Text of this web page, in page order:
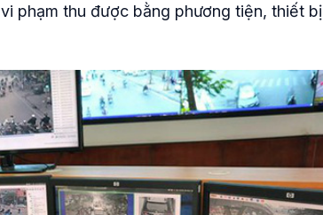
phạm thu được bằng phương tiện, thiết bị